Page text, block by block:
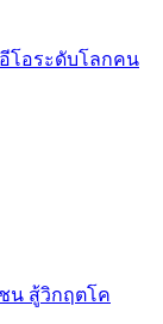
อีโอระดับโลกคน
น สู้วิกฤตโค